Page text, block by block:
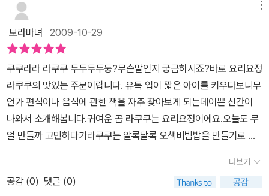
엄마 입장에서 비빔밥 하나로 이렇게 다양한 이야기가 나올 줄은 상
상도 못했답니다~ㅎㅎ마지막에 라쿠쿠의 친구와 함께 맛있는 요리
를 나눠먹는 장면에서..친구와 나눌 줄 아는 나눔의 의미도 알려주고
비빔밥을정말 맛있게 먹는 비법도 알려주거든요~~아이와 함께 요리
요정 라쿠쿠처럼 한번 섞어줘 보세요!맛있는 밥, 행복한 밥, 건강한
밥.. '쿠쿠라라 라쿠쿠 두두두두 둥!~~'신나는 주문도 함께요^^아이
가 정말 좋아한답니다~ㅎㅎ
밤밥 재료들은 실물로 나오니더 생동감있고 아이들 눈길을 확~끄는
것 같아어른인 제가봐도 책이 참 상큼하네요^^야채를 싫어하거나 편
식 있는 아이들은한번씩 부모님과 같이보고~~같이 만들어 먹는 재
미도 쏠쏠하겠죠~물론 아이의 입맛에 맞게 어느정도바꾸어가면서
말이죠~^^ 비빔밥 저녁에나 여유롭게 만들어 먹으려 했는데마트에
시장에 다녀와선점심 뭐 먹을까 했더니~ 볶음밥도 싫다 미역국에 말
아줄까도 싫다그러다 뭐 먹을거니 물어보니~~쉽게 말을 못하더니만
~방에 들어가 요~요리요정 라쿠쿠의 오색 비빔밥책을 들고오더
니'이거~~~'하더라구요~비빔밥이라는 단어가 생각이 안났나봐요~
^^하긴 볶음밥은 자주 먹어봤어도~ 비빔밥은 제대로 한번도 안먹어
봤으니 말이죠~^^ 그래서 마트에서 쌈야채사온거랑해서~즉석에서
보라마녀 2009-10-29
쿠쿠라라 라쿠쿠 두두두두둥?무슨말인지 궁금하시죠?바로 요리요정
라쿠쿠의 맛있는 주문이랍니다. 유독 입이 짧은 아이를 키우다보니무
언가 편식이나 음식에 관한 책을 자주 찾아보게 되는데이쁜 신간이
나와서 소개해봅니다.귀여운 곰 라쿠쿠는 요리요정이에요.오늘도 무
얼 만들까 고민하다가라쿠쿠는 알록달록 오색비빔밥을 만들기로 하
즐거운 이야기에 담겨있어요.아이와 함께 책을 읽다보면 식욕이 동한
다고 할까요?몸에 좋은 여러음식이 들어가는 우리의 전통음식 비빔
더보기
공감 (0) 댓글 (0)